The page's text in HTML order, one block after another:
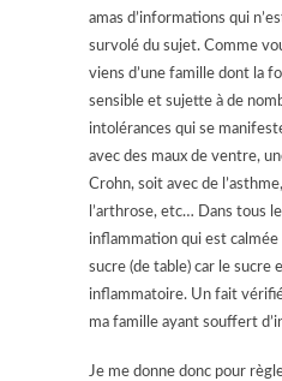
amas d’informations qui
survolé du sujet. Comme
viens d’une famille dont la
sensible et sujette à de
intolérances qui se
avec des maux de ventre,
Crohn, soit avec de
l’arthrose, etc… Dans tous
inflammation qui est calmée
sucre (de table) car le sucre
inflammatoire. Un fait
ma famille ayant souffert
Je me donne donc pour